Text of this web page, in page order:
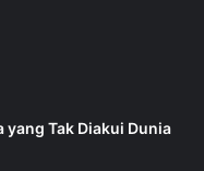
Tak Diakui Dunia